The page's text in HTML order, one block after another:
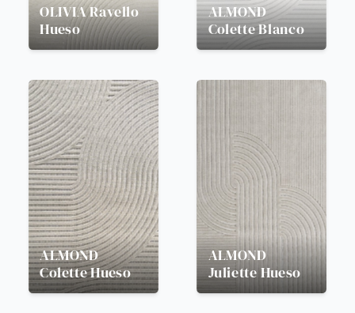
OLIVIARavello
Hueso
ALMOND
Colette Blanco
ALMOND
Colette Hueso
ALMOND
Juliette Hueso